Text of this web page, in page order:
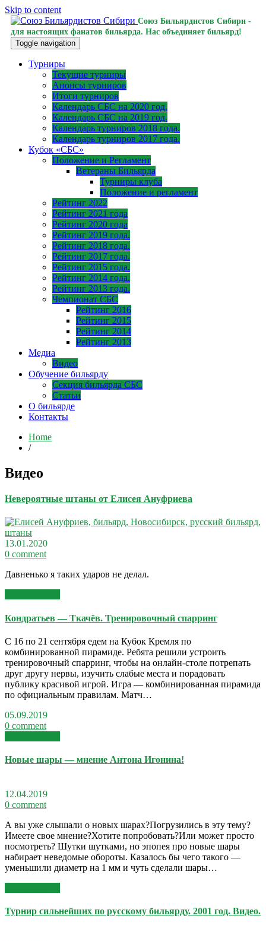
Skip to content
Союз Бильярдистов Сибири -
для настоящих фанатов бильярда. Нас объединяет бильярд!
Toggle navigation
Турниры
Текущие турниры
Анонсы турниров
Итоги турниров
Календарь СБС на 2020 год.
Календарь СБС на 2019 год.
Календарь турниров 2018 года.
Календарь турниров 2017 года.
Кубок «СБС»
Положение и Регламент
Ветераны Бильярда
Турниры клуба
Положение и регламент
Рейтинг 2022
Рейтинг 2021 года
Рейтинг 2020 года
Рейтинг 2019 года.
Рейтинг 2018 года.
Рейтинг 2017 года.
Рейтинг 2015 года.
Рейтинг 2014 года.
Рейтинг 2013 года.
Чемпионат СБС
Рейтинг 2016
Рейтинг 2015
Рейтинг 2014
Рейтинг 2013
Медиа
Видео
Обучение бильярду
Секция бильярда СБС
Статьи
О бильярде
Контакты
Home
/
Видео
Невероятные штаны от Елисея Ануфриева
13.01.2020
0 comment
Давненько я таких ударов не делал.
Кондратьев — Ткачёв. Тренировочный спарринг
С 16 по 21 сентября едем на Кубок Кремля по
комбинированной пирамиде. Ребята решили устроить
тренировочный спарринг, чтобы на онлайн-столе потрепать
друг другу нервы, изучить слабые места и порадовать
публику красивой игрой. Игра — комбинированная пирамида
по официальным правилам. Матч…
05.09.2019
0 comment
Новые шары — мнение Антона Игонина!
12.04.2019
0 comment
А вы уже слышали о новых шарах?Погрузились в эту тему?
Имеете свое мнение?Хотите попробовать?Или может просто
посмотреть? Шутки шутками, но эпопея про новые шары
набирает неведомые обороты. Казалось бы чего такого —
уменьшили диаметр на 1 мм и чуть сделали шары…
Турнир сильнейших по русскому бильярду. 2001 год. Видео.